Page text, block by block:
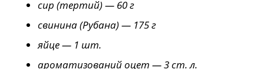
сир (тертий) — 60 г
свинина (Рубана) — 175 г
яйце — 1 шт.
ароматизований оцет — 3 ст. л.